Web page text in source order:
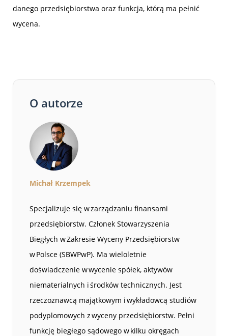
danego przedsiębiorstwa oraz funkcja, którą ma pełnić
wycena.
O autorze
Michał Krzempek
Specjalizuje się w zarządzaniu finansami
przedsiębiorstw. Członek Stowarzyszenia
Biegłych w Zakresie Wyceny Przedsiębiorstw
w Polsce (SBWPwP). Ma wieloletnie
doświadczenie w wycenie spółek, aktywów
niematerialnych i środków technicznych. Jest
rzeczoznawcą majątkowym i wykładowcą studiów
podyplomowych z wyceny przedsiębiorstw. Pełni
funkcję biegłego sądowego w kilku okręgach